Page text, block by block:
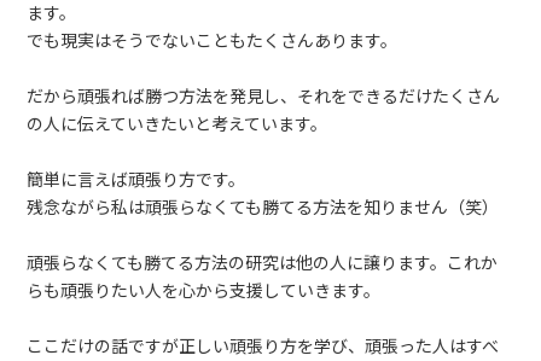
ます。
でも現実はそうでないこともたくさんあります。
だから頑張れば勝つ方法を発見し、それをできるだけたくさん
の人に伝えていきたいと考えています。
簡単に言えば頑張り方です。
残念ながら私は頑張らなくても勝てる方法を知りません（笑）
頑張らなくても勝てる方法の研究は他の人に譲ります。これか
らも頑張りたい人を心から支援していきます。
ここだけの話ですが正しい頑張り方を学び、頑張った人はすべ